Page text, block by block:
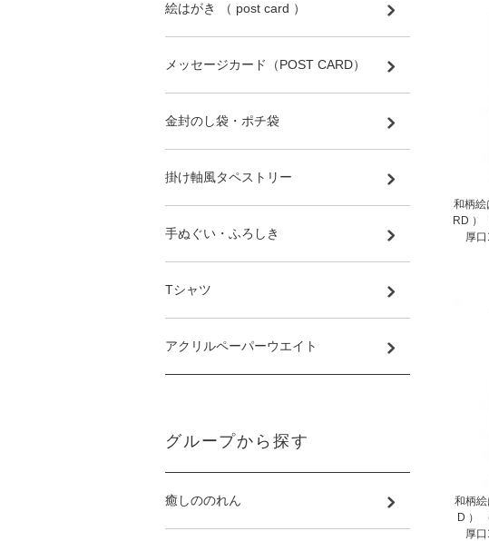
和柄絵
RD ）
厚
和柄
D ）
厚
絵はがき （ post card ）
メッセージカード（POST CARD）
金封のし袋・ポチ袋
掛け軸風タペストリー
手ぬぐい・ふろしき
Tシャツ
アクリルペーパーウエイト
グループから探す
癒しののれん